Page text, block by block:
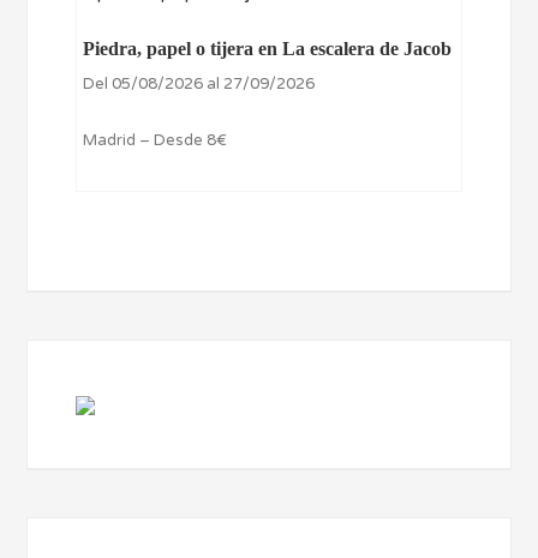
Piedra, papel o tijera en La escalera de Jacob
Del 05/08/2026 al 27/09/2026
Madrid – Desde 8€